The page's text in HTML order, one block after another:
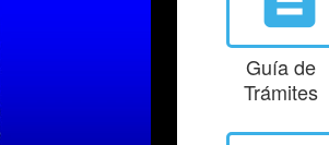
Guía de
Trámites